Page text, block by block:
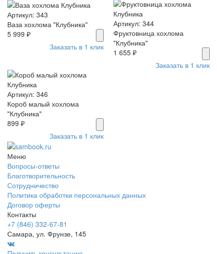
Артикул: 343
Ваза хохлома "Клубника"
5 999 ₽
Заказать в 1 клик
Артикул: 344
Фруктовница хохлома
"Клубника"
1 655 ₽
Заказать в 1 клик
Артикул: 346
Короб малый хохлома
"Клубника"
899 ₽
Заказать в 1 клик
Меню
Вопросы-ответы
Благотворительность
Сотрудничество
Политика обработки персональных данных
Договор оферты
Контакты
+7 (846) 332-67-81
Самара, ул. Фрунзе, 145